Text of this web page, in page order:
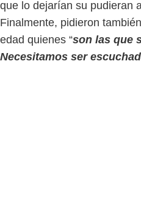
que lo dejarían su pudieran
Finalmente, pidieron
edad quienes “son las que
Necesitamos ser